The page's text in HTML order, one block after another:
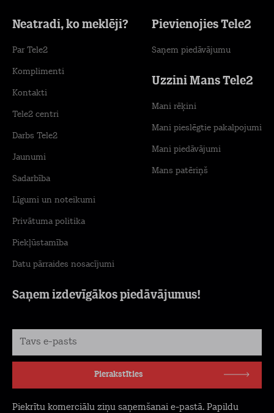
Saņem izdevīgākos piedāvājumus!
Pierakstīties
Piekrītu komerciālu ziņu saņemšanai e-pastā. Papildu
Neatradi, ko meklēji?
Par Tele2
Komplimenti
Kontakti
Tele2 centri
Darbs Tele2
Jaunumi
Sadarbība
Līgumi un noteikumi
Privātuma politika
Piekļūstamība
Datu pārraides nosacījumi
Pievienojies Tele2
Saņem piedāvājumu
Uzzini Mans Tele2
Mani rēķini
Mani pieslēgtie pakalpojumi
Mani piedāvājumi
Mans patēriņš